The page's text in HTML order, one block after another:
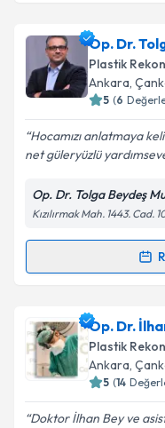
Dr. Mehmet
oluşturun. Size bu
takvim
Kişisel
Metni'ni
kapsamda
Op. Dr.
Plastik
Ankara,
5 (6
Hocamızı anlatmaya
net güleryüzlü
Op. Dr. Tolga Beydeş
Kızılırmak Mah. 1443. Cad.
Randevu
Op. Dr. Tolga
oluşturun. Size bu
takvim
Op. Dr.
Plastik
Ankara,
5 (14
Doktor İlhan Bey ve